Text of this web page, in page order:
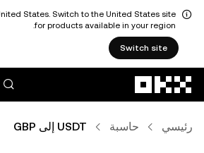
States. Switch to the United States site
for products available in your region.
Switch site
رئيسي حاسبة USDT إلى GBP